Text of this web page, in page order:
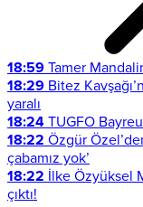
18:59 Tamer
18:29 Bitez
yaralı
18:24 TUGFO
18:22 Özgür
çabamız yok’
18:22 İlke Özyüksel
çıktı!